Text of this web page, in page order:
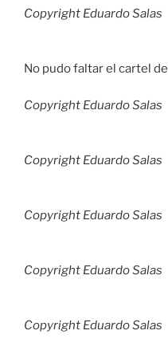
Copyright Eduardo Salas
No pudo faltar el cartel de
Copyright Eduardo Salas
Copyright Eduardo Salas
Copyright Eduardo Salas
Copyright Eduardo Salas
Copyright Eduardo Salas